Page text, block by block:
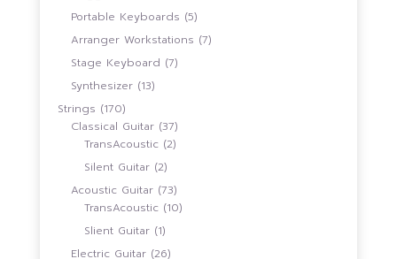
สินค้า
Portable Keyboards 55
สินค้า
Arranger Workstations 77
Stage Keyboard 77
Synthesizer 1313
Strings 170170
สินค้า
Classical Guitar 3737
สินค้า
TransAcoustic 22
Silent Guitar 22
สินค้า
Acoustic Guitar 7373
สินค้า
TransAcoustic 1010
Slient Guitar 11
สินค้า
Electric Guitar 2626